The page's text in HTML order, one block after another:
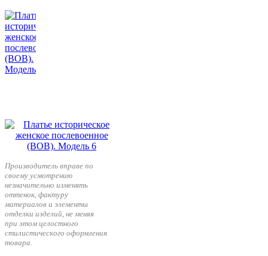
Производитель вправе по
своему усмотрению
незначительно изменять
оттенок, фактуру
материалов и элементы
отделки изделий, не меняя
при этом целостного
стилистического оформления
товара.